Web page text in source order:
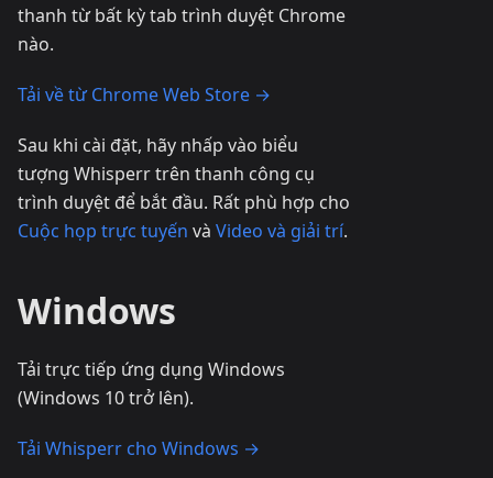
thanh từ bất kỳ tab trình duyệt Chrome
nào.
Tải về từ Chrome Web Store →
Sau khi cài đặt, hãy nhấp vào biểu
tượng Whisperr trên thanh công cụ
trình duyệt để bắt đầu. Rất phù hợp cho
Cuộc họp trực tuyến và Video và giải trí.
Windows
Tải trực tiếp ứng dụng Windows
(Windows 10 trở lên).
Tải Whisperr cho Windows →